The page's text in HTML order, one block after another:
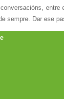
sempre. Dar ese